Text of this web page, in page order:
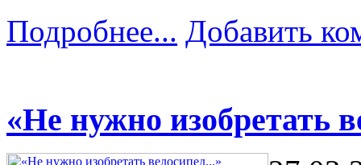
Подробнее... Добавить
«Не нужно изобретать